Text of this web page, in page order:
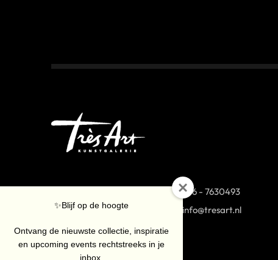
40-42 onze Stock Collection)
4811 NG Breda
076 - 7630493
info@tresart.nl
✨Blijf op de hoogte
Ontvang de nieuwste collectie, inspiratie
en upcoming events rechtstreeks in je
inbox.